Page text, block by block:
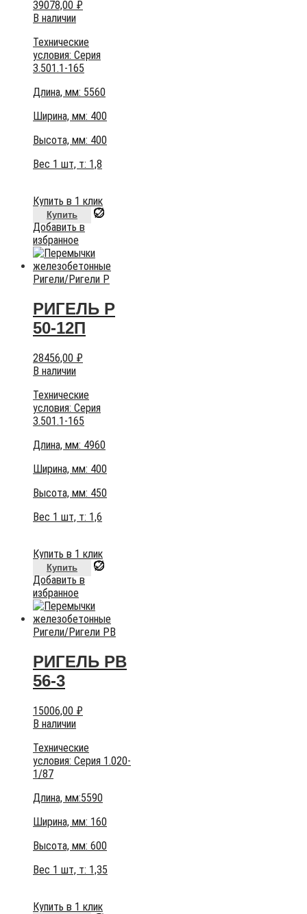
39078,00 ₽
В наличии
Технические
условия: Серия
3.501.1-165
Длина, мм: 5560
Ширина, мм: 400
Высота, мм: 400
Вес 1 шт, т: 1,8
Купить в 1 клик
Купить
Добавить в
избранное
Ригели/Ригели Р
РИГЕЛЬ Р
50-12П
28456,00 ₽
В наличии
Технические
условия: Серия
3.501.1-165
Длина, мм: 4960
Ширина, мм: 400
Высота, мм: 450
Вес 1 шт, т: 1,6
Купить в 1 клик
Купить
Добавить в
избранное
Ригели/Ригели РВ
РИГЕЛЬ РВ
56-3
15006,00 ₽
В наличии
Технические
условия: Серия 1.020-
1/87
Длина, мм:5590
Ширина, мм: 160
Высота, мм: 600
Вес 1 шт, т: 1,35
Купить в 1 клик